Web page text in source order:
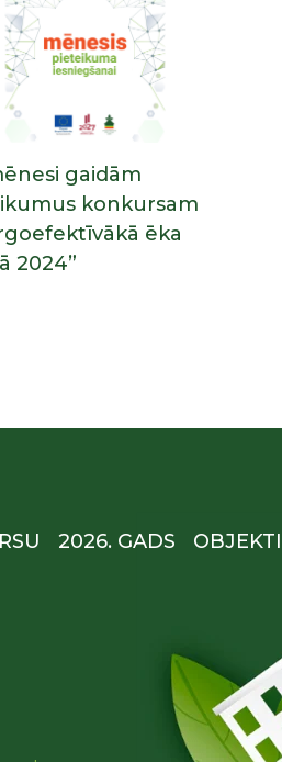
gaidām
konkursam
ēka
2024”
2026. GADS OBJEKTI